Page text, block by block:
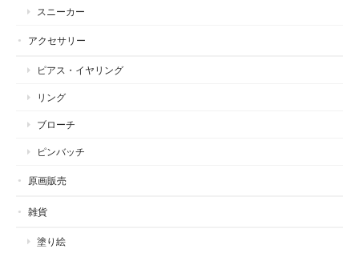
スニーカー
アクセサリー
ピアス・イヤリング
リング
ブローチ
ピンバッチ
原画販売
雑貨
塗り絵